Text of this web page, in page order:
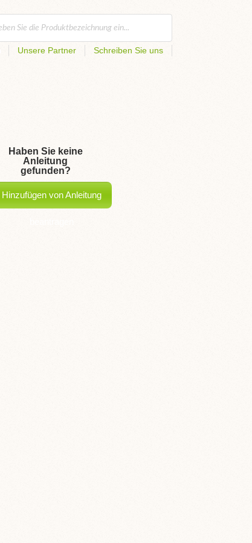
Unsere Partner Schreiben Sie uns
Haben Sie keine
Anleitung
gefunden?
Hinzufügen von Anleitung